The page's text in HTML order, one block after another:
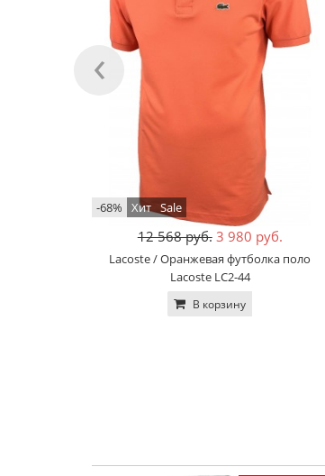
-68% Хит Sale
12 568 руб. 3 980 руб.
Lacoste / Оранжевая футболка поло
Lacoste LC2-44
В корзину
‹